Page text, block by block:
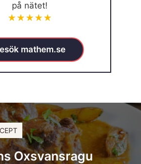
på nätet!
★★★★★
mathem.se
Oxsvansragu